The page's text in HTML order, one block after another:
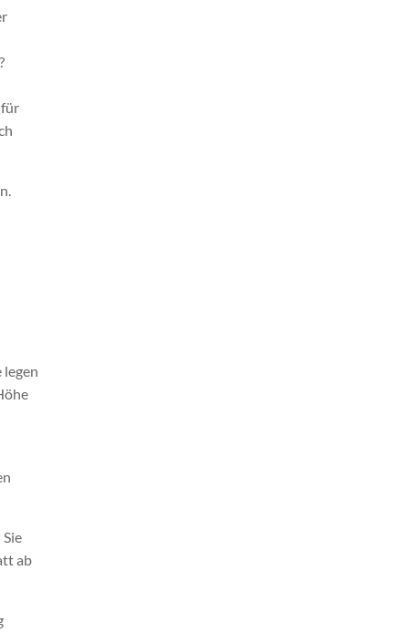
für
legen
ab